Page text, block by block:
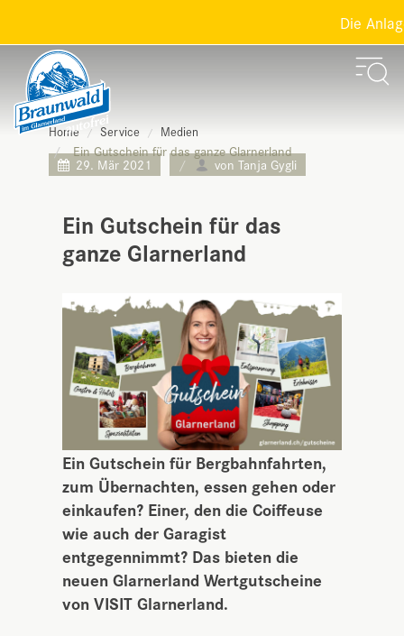
Die
29. Mär 2021 von Tanja Gygli
Home Service Medien
Ein Gutschein für das ganze Glarnerland
Ein Gutschein für das
ganze Glarnerland
Ein Gutschein für Bergbahnfahrten,
zum Übernachten, essen gehen oder
einkaufen? Einer, den die Coiffeuse
wie auch der Garagist
entgegennimmt? Das bieten die
neuen Glarnerland Wertgutscheine
von VISIT Glarnerland.